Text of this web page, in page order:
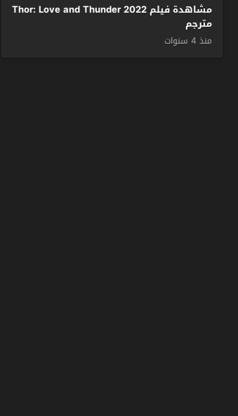
مشاهدة فيلم Thor: Love and Thunder 2022
مترجم
منذ 4 سنوات